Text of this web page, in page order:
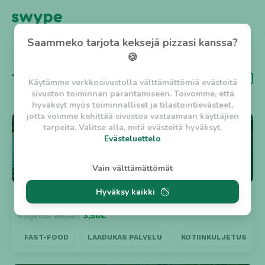
Saammeko tarjota keksejä pizzasi kanssa?
🍪
Käytämme verkkosivustolla välttämättömiä evästeitä
sivuston toiminnan parantamiseen. Toivomme, että
hyväksyt myös toiminnalliset ja tilastointievästeet,
jotta voimme kehittää sivustoa vastaamaan käyttäjien
tarpeita. Valitse alla, mitä evästeitä hyväksyt.
Evästeluettelo
Evästeluettelo
Välttämättömät evästeet
- Lyhytaikainen istuntoeväste, jonka
tarkoituksena on estää vaarallista liikennettä
sivustolla. (2 tuntia)
tarkoituksena on auttaa käyttäjää tilausten
viikkoa)
Vain välttämättömät
Hyväksy kaikki
TAKAISIN
TägiPöytävaraus
Evin Pizzeria Kaivoksela n. 30min
Kuljetus alkaen3,50€
FAST-FOOD LAADUKAS PALVELU KOTIINKULJETUS